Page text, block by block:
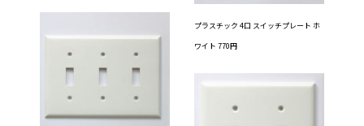
プラスチック 4口 スイッチプレート ホ
ワイト 770円